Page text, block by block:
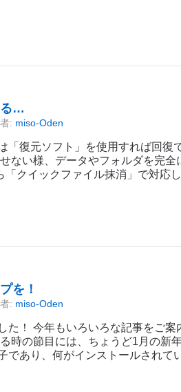
る…
: miso-Oden
「復元ソフト」を使用すれば回復
ない様、データやフォルダを完全
「クイックファイル抹消」で対応
を！
: miso-Oden
た！ 今年もいろいろな記事をご案
時の節目には、ちょうど1月の新
であり、何がインストールされ